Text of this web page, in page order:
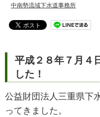
中南勢流域下水道事務所
平成２８年７月４
した！
公益財団法人三重県下
ってきました。